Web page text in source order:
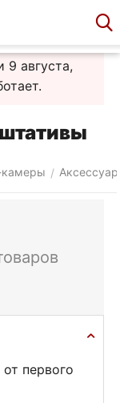
августа,
/
первого